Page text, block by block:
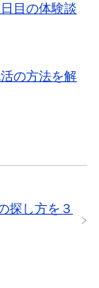
目の体験談
の方法を解
探し方を３